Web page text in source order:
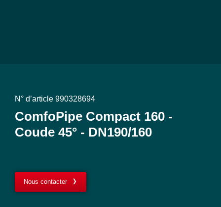
N° d’article 990328694
ComfoPipe Compact 160 -
Coude 45° - DN190/160
Nous contacter